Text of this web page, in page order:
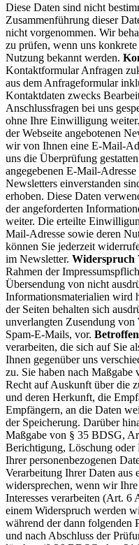
Diese Daten sind nicht
Zusammenführung dieser
nicht vorgenommen. Wir
zu prüfen, wenn uns
Nutzung bekannt werden.
Kontaktformular Anfragen
aus dem Anfrageformular
Kontaktdaten zwecks
Anschlussfragen bei uns
ohne Ihre Einwilligung weiter.
der Webseite angebotenen
wir von Ihnen eine E-Mail-
uns die Überprüfung
angegebenen E-Mail-
Newsletters einverstanden
erhoben. Diese Daten
der angeforderten
weiter. Die erteilte
Mail-Adresse sowie deren
können Sie jederzeit
im Newsletter. Widerspruch
Rahmen der
Übersendung von nicht
Informationsmaterialien wird
der Seiten behalten sich
unverlangten Zusendung
Spam-E-Mails, vor.
verarbeiten, die sich auf Sie
Ihnen gegenüber uns
zu. Sie haben nach
Recht auf Auskunft über die
und deren Herkunft, die
Empfängern, an die Daten
der Speicherung. Darüber
Maßgabe von § 35 BDSG,
Berichtigung, Löschung oder
Ihrer personenbezogenen
Verarbeitung Ihrer Daten aus
widersprechen, wenn wir
Interesses verarbeiten (Art.
einem Widerspruch werden
während der dann folgenden
und nach Abschluss der